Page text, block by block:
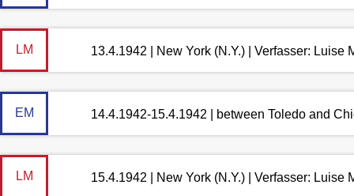
LM 13.4.1942 | New York (N.Y.) | Verfasser: Luise
EM 14.4.1942-15.4.1942 | between Toledo and
LM 15.4.1942 | New York (N.Y.) | Verfasser: Luise